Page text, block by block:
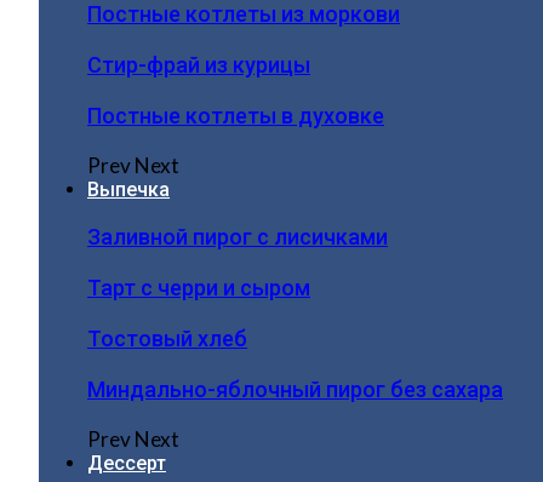
Постные котлеты из моркови
Стир-фрай из курицы
Постные котлеты в духовке
PrevNext
Выпечка
Заливной пирог с лисичками
Тарт с черри и сыром
Тостовый хлеб
Миндально-яблочный пирог без сахара
PrevNext
Дессерт